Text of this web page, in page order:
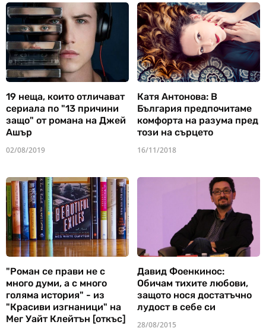
19 неща, които отличават
сериала по "13 причини
защо" от романа на Джей
Ашър
02/08/2019
Катя Антонова: В
България предпочитаме
комфорта на разума пред
този на сърцето
16/11/2018
"Роман се прави не с
много думи, а с много
голяма история" - из
"Красиви изгнаници" на
Мег Уайт Клейтън [откъс]
Давид Фоенкинос:
Обичам тихите любови,
защото нося достатъчно
лудост в себе си
28/08/2015